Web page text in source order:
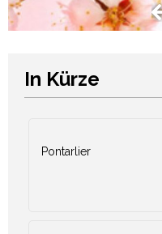
In Kürze
Pontarlier